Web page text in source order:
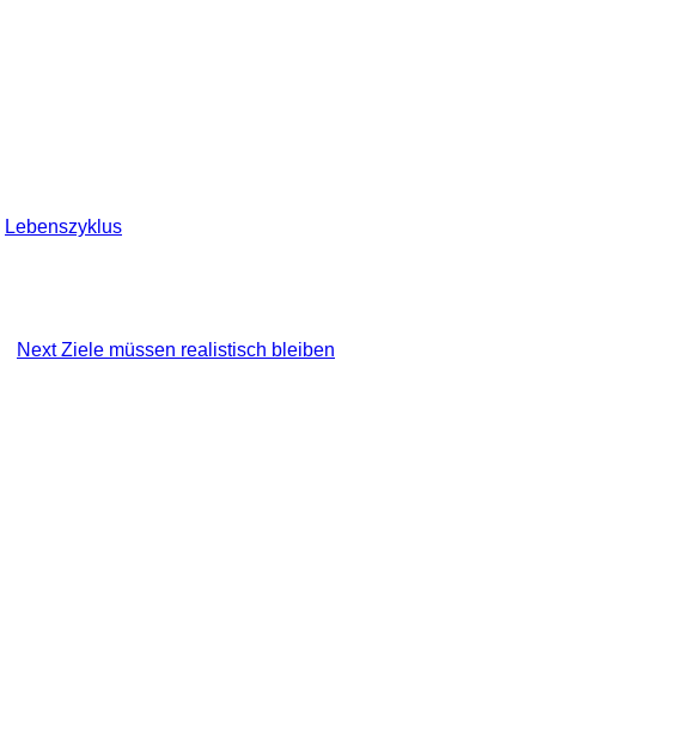
Lebenszyklus
NextZiele müssen realistisch bleiben